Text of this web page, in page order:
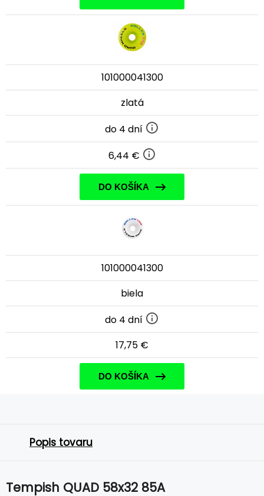
101000041300
zlatá
do 4 dní
6,44 €
DO KOŠÍKA
101000041300
biela
do 4 dní
17,75 €
DO KOŠÍKA
Popis tovaru
Tempish QUAD 58x32 85A